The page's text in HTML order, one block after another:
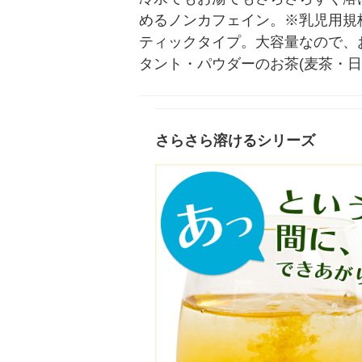
めるノンカフェイン。※乳児用規
ティックタイプ。大容量なので
タント・パウダーのお茶(麦茶・
さらさら溶けるシリーズ